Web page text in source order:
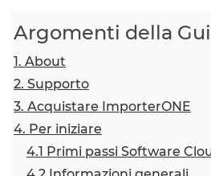
Argomenti della
1. About
2. Supporto
3. Acquistare ImporterONE
4. Per iniziare
4.1 Primi passi Software